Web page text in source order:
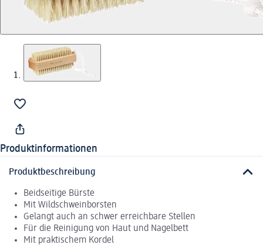
Produktinformationen
Produktbeschreibung
Beidseitige Bürste
Mit Wildschweinborsten
Gelangt auch an schwer erreichbare Stellen
Für die Reinigung von Haut und Nagelbett
Mit praktischem Kordel